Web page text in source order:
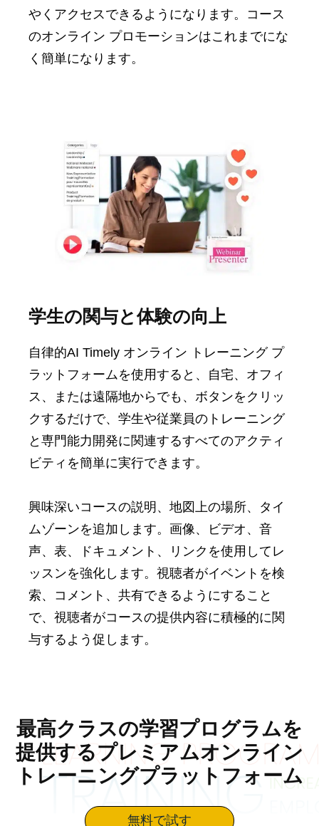
やくアクセスできるようになります。コース
のオンライン プロモーションはこれまでにな
く簡単になります。
学生の関与と体験の向上
自律的AI Timely オンライン トレーニング プ
ラットフォームを使用すると、自宅、オフィ
ス、または遠隔地からでも、ボタンをクリッ
クするだけで、学生や従業員のトレーニング
と専門能力開発に関連するすべてのアクティ
ビティを簡単に実行できます。
興味深いコースの説明、地図上の場所、タイ
ムゾーンを追加します。画像、ビデオ、音
声、表、ドキュメント、リンクを使用してレ
ッスンを強化します。視聴者がイベントを検
索、コメント、共有できるようにすること
で、視聴者がコースの提供内容に積極的に関
与するよう促します。
最高クラスの学習プログラムを
提供するプレミアムオンライン
トレーニングプラットフォーム
無料で試す